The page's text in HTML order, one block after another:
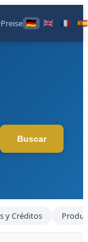
Preise
Buscar
y Créditos